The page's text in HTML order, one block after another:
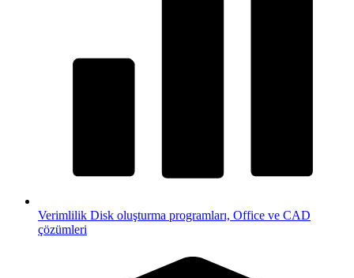
Verimlilik Disk oluşturma programları, Office ve CAD
çözümleri